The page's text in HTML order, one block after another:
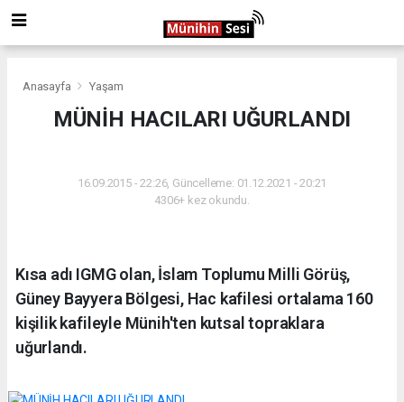
Anasayfa Yaşam
MÜNİH HACILARI UĞURLANDI
16.09.2015 - 22:26, Güncelleme: 01.12.2021 - 20:21
4306+ kez okundu.
Kısa adı IGMG olan, İslam Toplumu Milli Görüş,
Güney Bayyera Bölgesi, Hac kafilesi ortalama 160
kişilik kafileyle Münih'ten kutsal topraklara
uğurlandı.